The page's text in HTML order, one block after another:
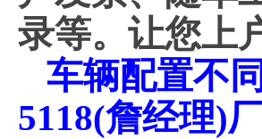
录等。让您上
车辆配置不
5118(詹经理)